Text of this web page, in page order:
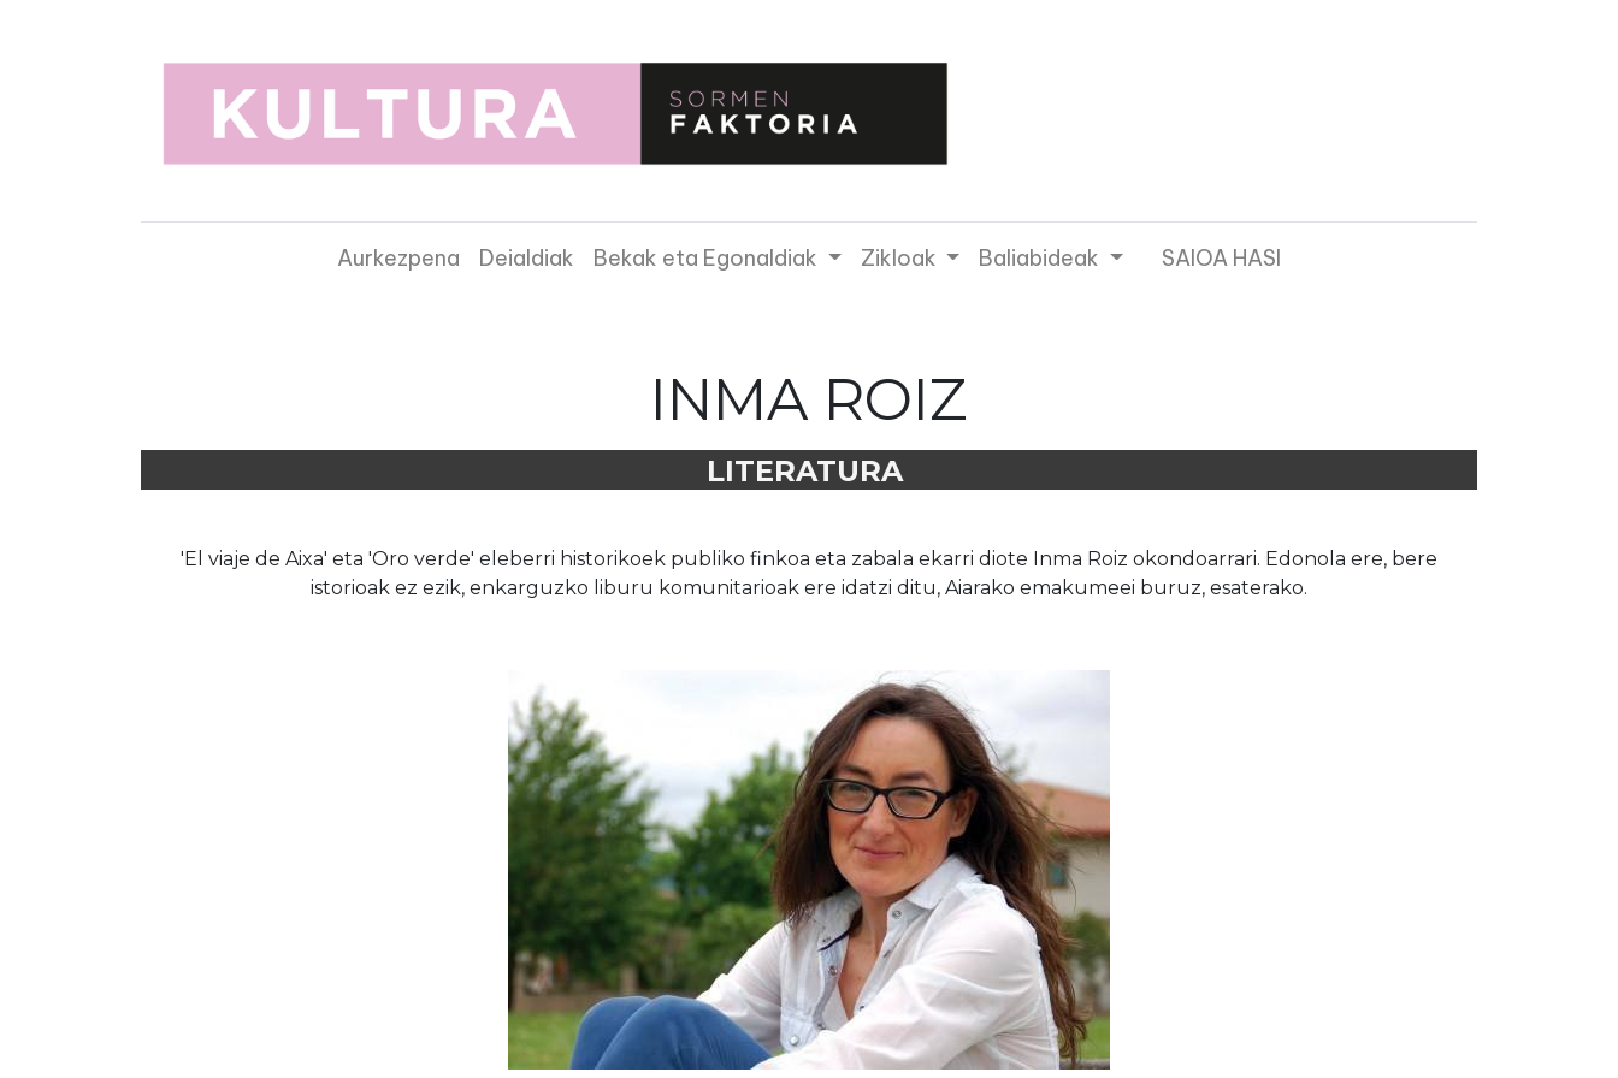
Aurkezpena Deialdiak Bekak eta Egonaldiak Zikloak Baliabideak SAIOA HASI
INMA ROIZ
LITERATURA
'El viaje de Aixa' eta 'Oro verde' eleberri historikoek publiko finkoa eta zabala ekarri diote Inma Roiz okondoarrari. Edonola ere, bere
istorioak ez ezik, enkarguzko liburu komunitarioak ere idatzi ditu, Aiarako emakumeei buruz, esaterako.